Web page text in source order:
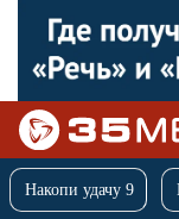
Накопи удачу 9